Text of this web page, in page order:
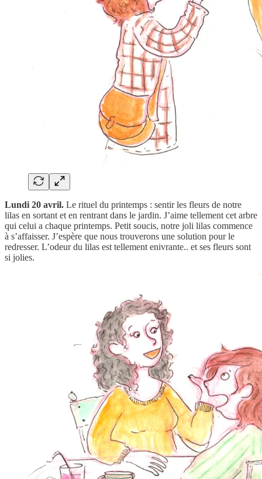
Lundi 20 avril. Le rituel du printemps : sentir les fleurs de notre
lilas en sortant et en rentrant dans le jardin. J’aime tellement cet arbre
qui celui a chaque printemps. Petit soucis, notre joli lilas commence
à s’affaisser. J’espère que nous trouverons une solution pour le
redresser. L’odeur du lilas est tellement enivrante.. et ses fleurs sont
si jolies.